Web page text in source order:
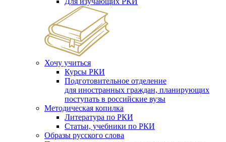
Хочу учиться
Курсы РКИ
Подготовительное отделение
для иностранных граждан, планирующих
поступать в российские вузы
Методическая копилка
Литература по РКИ
Статьи, учебники по РКИ
Образы русского слова